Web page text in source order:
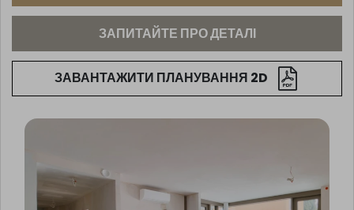
ЗАПИТАЙТЕ ПРО ДЕТАЛІ
ЗАВАНТАЖИТИ ПЛАНУВАННЯ 2D